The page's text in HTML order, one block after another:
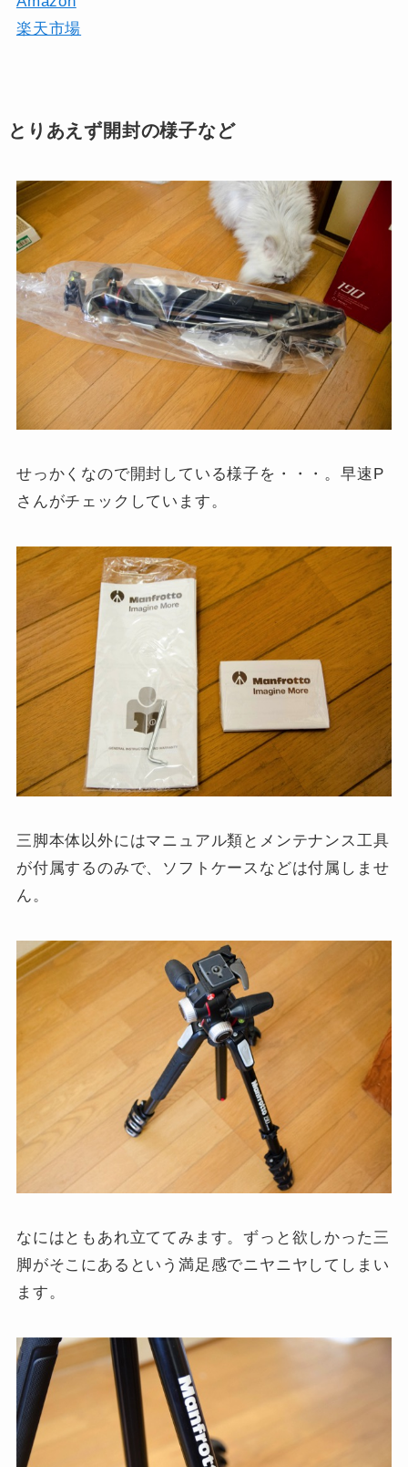
楽天市場
とりあえず開封の様子など
せっかくなので開封している様子を・・・。早速P
さんがチェックしています。
三脚本体以外にはマニュアル類とメンテナンス工具
が付属するのみで、ソフトケースなどは付属しませ
ん。
なにはともあれ立ててみます。ずっと欲しかった三
脚がそこにあるという満足感でニヤニヤしてしまい
ます。